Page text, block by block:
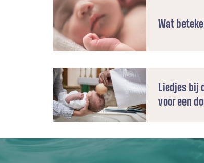
Wat
Liedjes bij
voor een